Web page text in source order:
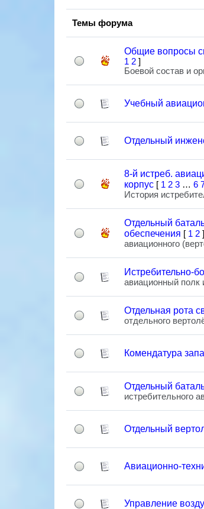
Темы форума
Общие вопросы
1 2 ]
Боевой состав и
Учебный
Отдельный
8-й истреб.
корпус [ 1 2 3 … 6
История
Отдельный
обеспечения [ 1 2 ]
авиационного
Истребительно-
авиационный полк
Отдельная рота
отдельного
Комендатура
Отдельный
истребительного
Отдельный
Авиационно-
Управление